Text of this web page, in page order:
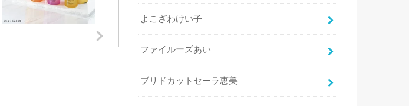
よこざわけい子
ファイルーズあい
ブリドカットセーラ恵美